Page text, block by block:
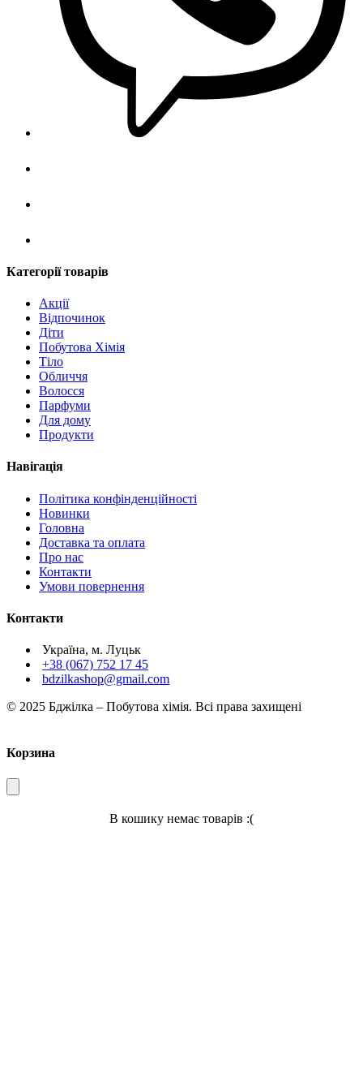
Категорії товарів
Акції
Відпочинок
Діти
Побутова Хімія
Тіло
Обличчя
Волосся
Парфуми
Для дому
Продукти
Навігація
Політика конфінденційності
Новинки
Головна
Доставка та оплата
Про нас
Контакти
Умови повернення
Контакти
Україна, м. Луцьк
+38 (067) 752 17 45
bdzilkashop@gmail.com
© 2025 Бджілка – Побутова хімія. Всі права захищені
Корзина
В кошику немає товарів :(